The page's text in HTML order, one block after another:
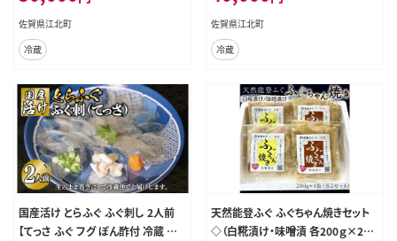
佐賀県江北町
冷蔵
佐賀県江北町
冷蔵
国産活け とらふぐ ふぐ刺し 2人前
【てっさ ふぐ フグ ぽん酢付 冷蔵 海
天然能登ふぐ ふぐちゃん焼きセット
◇（白糀漬け・味噌漬 各200ｇ×2